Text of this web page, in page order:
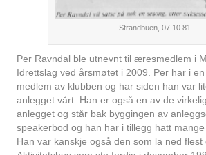
Strandbuen, 07.10.81
Per Ravndal ble utnevnt til æresmedlem i
Idrettslag ved årsmøtet i 2009. Per har i
medlem av klubben og har siden han var
anlegget vårt. Han er også en av de
anlegget og står bak byggingen av
speakerbod og han har i tillegg hatt mange
Han var kanskje også den som la ned flest